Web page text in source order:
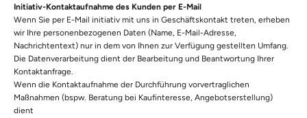
Initiativ-Kontaktaufnahme des Kunden per E-Mail
Wenn Sie per E-Mail initiativ mit uns in Geschäftskontakt treten, erheben
wir Ihre personenbezogenen Daten (Name, E-Mail-Adresse,
Nachrichtentext) nur in dem von Ihnen zur Verfügung gestellten Umfang.
Die Datenverarbeitung dient der Bearbeitung und Beantwortung Ihrer
Kontaktanfrage.
Wenn die Kontaktaufnahme der Durchführung vorvertraglichen
Maßnahmen (bspw. Beratung bei Kaufinteresse, Angebotserstellung)
dient